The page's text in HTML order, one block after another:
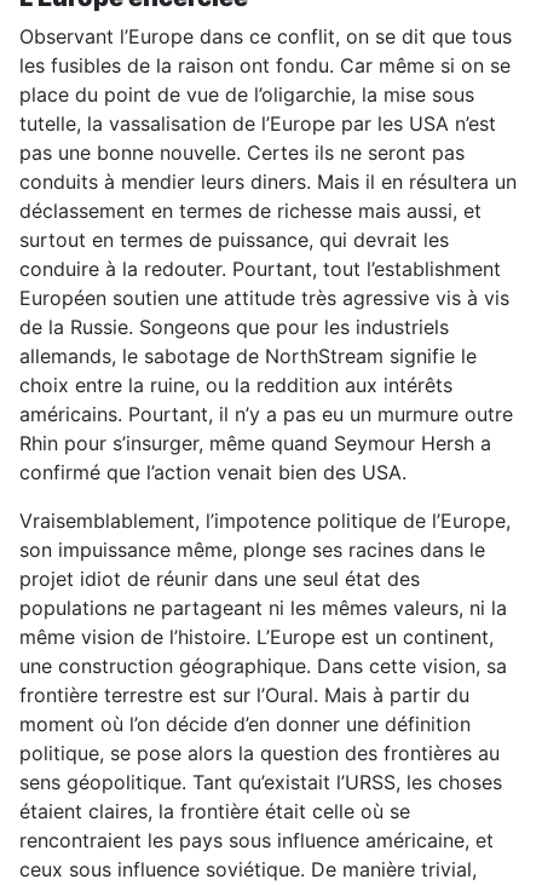
Observant l’Europe dans ce conflit, on se dit que tous
les fusibles de la raison ont fondu. Car même si on se
place du point de vue de l’oligarchie, la mise sous
tutelle, la vassalisation de l’Europe par les USA n’est
pas une bonne nouvelle. Certes ils ne seront pas
conduits à mendier leurs diners. Mais il en résultera un
déclassement en termes de richesse mais aussi, et
surtout en termes de puissance, qui devrait les
conduire à la redouter. Pourtant, tout l’establishment
Européen soutien une attitude très agressive vis à vis
de la Russie. Songeons que pour les industriels
allemands, le sabotage de NorthStream signifie le
choix entre la ruine, ou la reddition aux intérêts
américains. Pourtant, il n’y a pas eu un murmure outre
Rhin pour s’insurger, même quand Seymour Hersh a
confirmé que l’action venait bien des USA.
Vraisemblablement, l’impotence politique de l’Europe,
son impuissance même, plonge ses racines dans le
projet idiot de réunir dans une seul état des
populations ne partageant ni les mêmes valeurs, ni la
même vision de l’histoire. L’Europe est un continent,
une construction géographique. Dans cette vision, sa
frontière terrestre est sur l’Oural. Mais à partir du
moment où l’on décide d’en donner une définition
politique, se pose alors la question des frontières au
sens géopolitique. Tant qu’existait l’URSS, les choses
étaient claires, la frontière était celle où se
rencontraient les pays sous influence américaine, et
ceux sous influence soviétique. De manière trivial,